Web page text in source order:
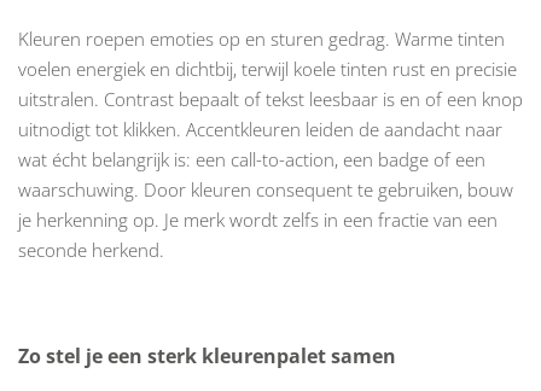
Kleuren roepen emoties op en sturen gedrag. Warme tinten
voelen energiek en dichtbij, terwijl koele tinten rust en precisie
uitstralen. Contrast bepaalt of tekst leesbaar is en of een knop
uitnodigt tot klikken. Accentkleuren leiden de aandacht naar
wat écht belangrijk is: een call-to-action, een badge of een
waarschuwing. Door kleuren consequent te gebruiken, bouw
je herkenning op. Je merk wordt zelfs in een fractie van een
seconde herkend.
Zo stel je een sterk kleurenpalet samen